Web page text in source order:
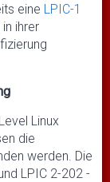
eine LPIC-1
ihrer
Linux
die
werden. Die
LPIC 2-202 -